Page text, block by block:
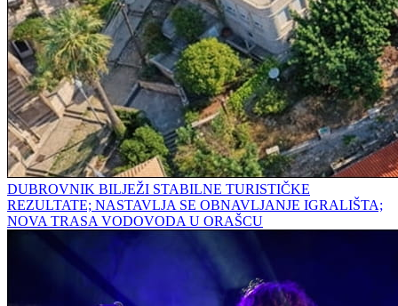
DUBROVNIK BILJEŽI STABILNE TURISTIČKE
REZULTATE; NASTAVLJA SE OBNAVLJANJE IGRALIŠTA;
NOVA TRASA VODOVODA U ORAŠCU